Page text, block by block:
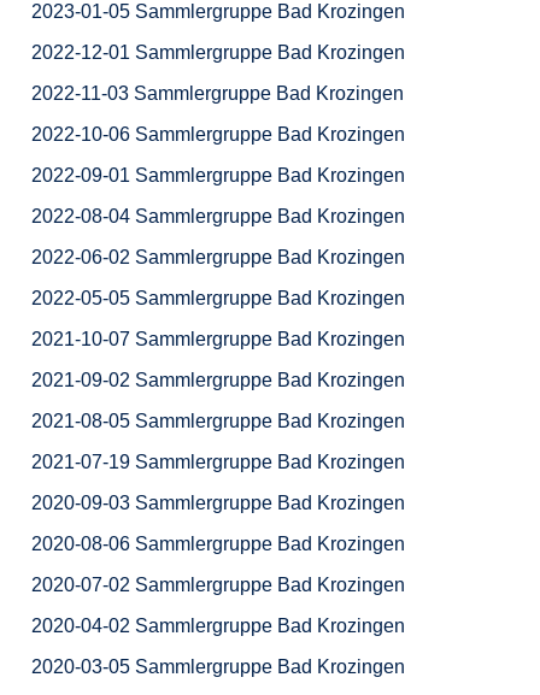
2023-01-05 Sammlergruppe Bad Krozingen
2022-12-01 Sammlergruppe Bad Krozingen
2022-11-03 Sammlergruppe Bad Krozingen
2022-10-06 Sammlergruppe Bad Krozingen
2022-09-01 Sammlergruppe Bad Krozingen
2022-08-04 Sammlergruppe Bad Krozingen
2022-06-02 Sammlergruppe Bad Krozingen
2022-05-05 Sammlergruppe Bad Krozingen
2021-10-07 Sammlergruppe Bad Krozingen
2021-09-02 Sammlergruppe Bad Krozingen
2021-08-05 Sammlergruppe Bad Krozingen
2021-07-19 Sammlergruppe Bad Krozingen
2020-09-03 Sammlergruppe Bad Krozingen
2020-08-06 Sammlergruppe Bad Krozingen
2020-07-02 Sammlergruppe Bad Krozingen
2020-04-02 Sammlergruppe Bad Krozingen
2020-03-05 Sammlergruppe Bad Krozingen